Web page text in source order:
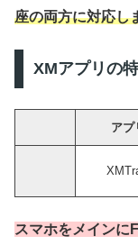
座の両方に対応し
XMアプリの
アプ
スマホをメインに